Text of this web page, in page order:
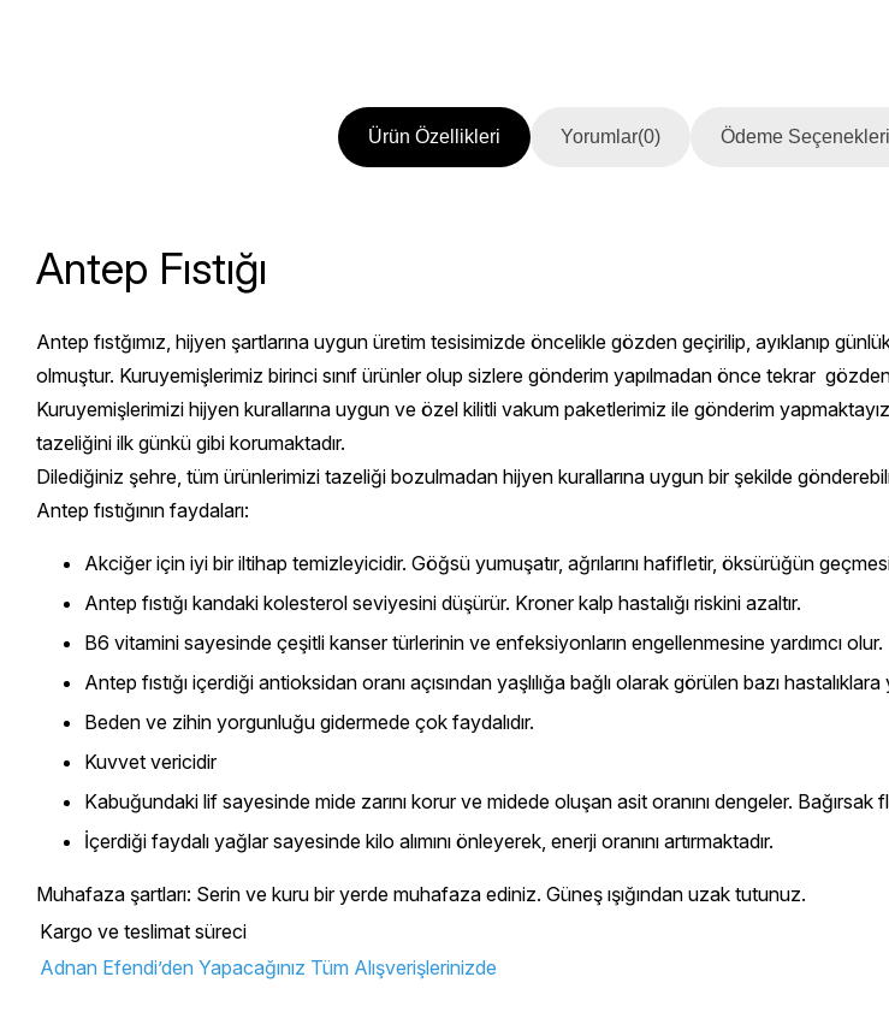
Ürün Özellikleri Yorumlar(0) Ödeme Seçenekleri
Antep Fıstığı
Antep fıstğımız, hijyen şartlarına uygun üretim tesisimizde öncelikle gözden geçirilip, ayıklanıp
olmuştur. Kuruyemişlerimiz birinci sınıf ürünler olup sizlere gönderim yapılmadan önce tekrar
Kuruyemişlerimizi hijyen kurallarına uygun ve özel kilitli vakum paketlerimiz ile gönderim
tazeliğini ilk günkü gibi korumaktadır.
Dilediğiniz şehre, tüm ürünlerimizi tazeliği bozulmadan hijyen kurallarına uygun bir şekilde
Antep fıstığının faydaları:
Akciğer için iyi bir iltihap temizleyicidir. Göğsü yumuşatır, ağrılarını hafifletir, öksürüğün
Antep fıstığı kandaki kolesterol seviyesini düşürür. Kroner kalp hastalığı riskini azaltır.
B6 vitamini sayesinde çeşitli kanser türlerinin ve enfeksiyonların engellenmesine yardımcı olur.
Antep fıstığı içerdiği antioksidan oranı açısından yaşlılığa bağlı olarak görülen bazı
Beden ve zihin yorgunluğu gidermede çok faydalıdır.
Kuvvet vericidir
Kabuğundaki lif sayesinde mide zarını korur ve midede oluşan asit oranını dengeler. Bağırsak
İçerdiği faydalı yağlar sayesinde kilo alımını önleyerek, enerji oranını artırmaktadır.
Muhafaza şartları: Serin ve kuru bir yerde muhafaza ediniz. Güneş ışığından uzak tutunuz.
Kargo ve teslimat süreci
Adnan Efendi’den Yapacağınız Tüm Alışverişlerinizde